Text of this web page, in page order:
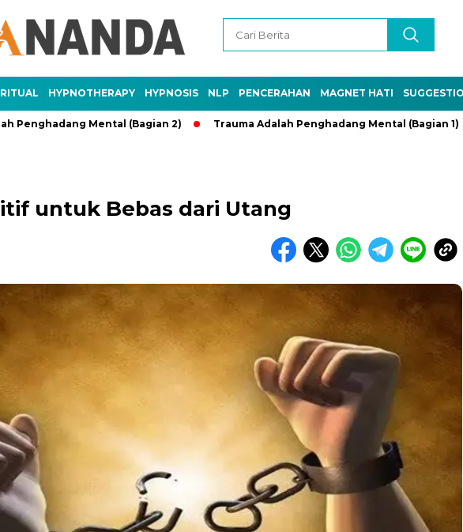
HYPNOTHERAPY HYPNOSIS NLP PENCERAHAN MAGNET HATI
Mental (Bagian 2) Trauma Adalah Penghadang Mental (Bagian 1)
untuk Bebas dari Utang